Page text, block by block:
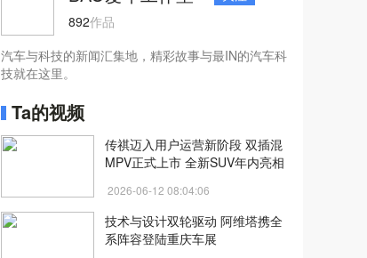
892作品
汽车与科技的新闻汇集地，精彩故事与最IN的汽车科
技就在这里。
Ta的视频
传祺迈入用户运营新阶段 双插混
MPV正式上市 全新SUV年内亮相
2026-06-12 08:04:06
技术与设计双轮驱动 阿维塔携全
系阵容登陆重庆车展